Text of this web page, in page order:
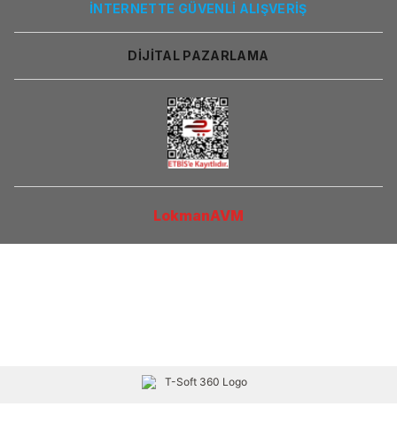
İNTERNETTE GÜVENLİ ALIŞVERİŞ
DİJİTAL PAZARLAMA
LokmanAVM